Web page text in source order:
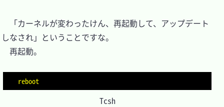
「カーネルが変わったけん、再起動して、アップデート
しなされ」ということですな。
再起動。
reboot
Tcsh